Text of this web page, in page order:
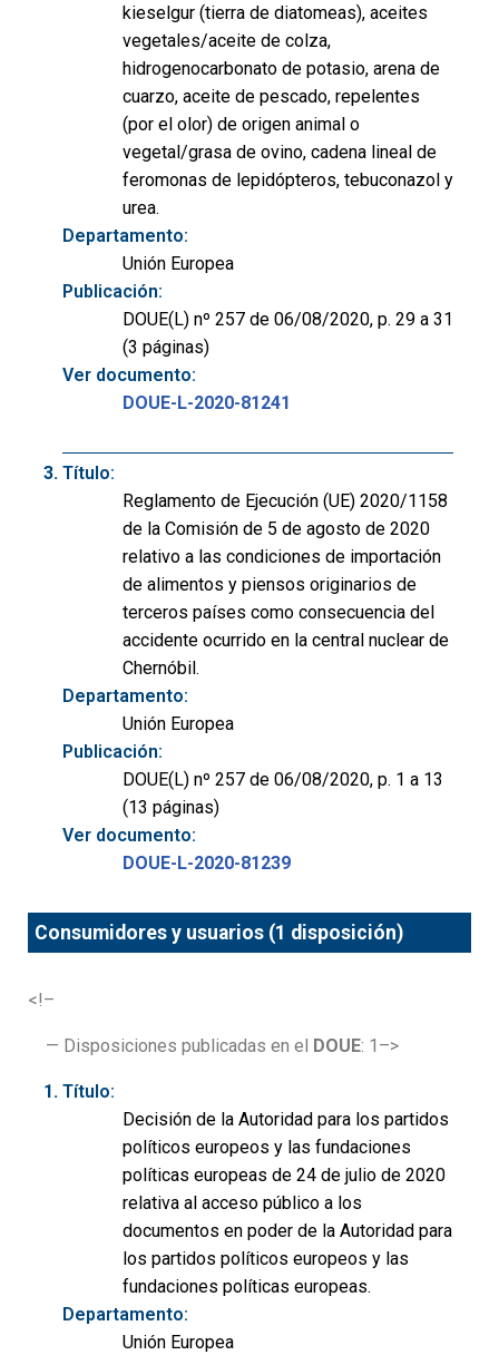
kieselgur (tierra de diatomeas), aceites
vegetales/aceite de colza,
hidrogenocarbonato de potasio, arena de
cuarzo, aceite de pescado, repelentes
(por el olor) de origen animal o
vegetal/grasa de ovino, cadena lineal de
feromonas de lepidópteros, tebuconazol y
urea.
Departamento:
Unión Europea
Publicación:
DOUE(L) nº 257 de 06/08/2020, p. 29 a 31
(3 páginas)
Ver documento:
DOUE-L-2020-81241
Título:
Reglamento de Ejecución (UE) 2020/1158
de la Comisión de 5 de agosto de 2020
relativo a las condiciones de importación
de alimentos y piensos originarios de
terceros países como consecuencia del
accidente ocurrido en la central nuclear de
Chernóbil.
Departamento:
Unión Europea
Publicación:
DOUE(L) nº 257 de 06/08/2020, p. 1 a 13
(13 páginas)
Ver documento:
DOUE-L-2020-81239
Consumidores y usuarios (1 disposición)
<!–
— Disposiciones publicadas en el DOUE: 1–>
Título:
Decisión de la Autoridad para los partidos
políticos europeos y las fundaciones
políticas europeas de 24 de julio de 2020
relativa al acceso público a los
documentos en poder de la Autoridad para
los partidos políticos europeos y las
fundaciones políticas europeas.
Departamento:
Unión Europea